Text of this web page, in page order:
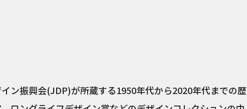
ン振興会(JDP)が所蔵する1950年代から2020年代までの歴